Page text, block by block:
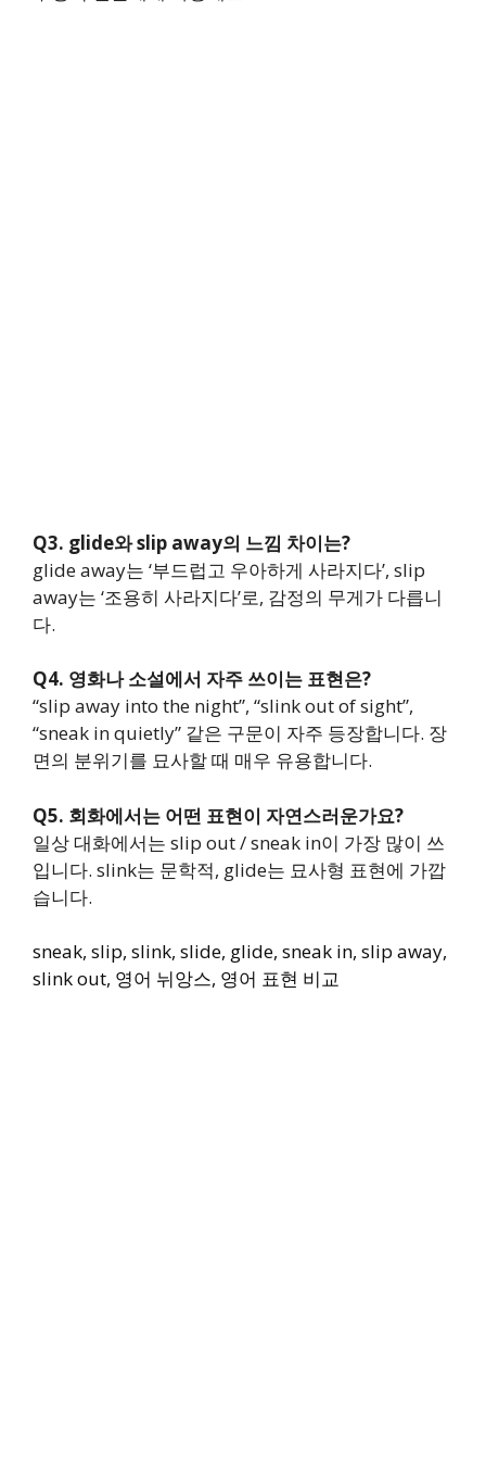
Q3. glide와 slip away의 느낌 차이는?
glide away는 ‘부드럽고 우아하게 사라지다’, slip
away는 ‘조용히 사라지다’로, 감정의 무게가 다릅니
다.
Q4. 영화나 소설에서 자주 쓰이는 표현은?
“slip away into the night”, “slink out of sight”,
“sneak in quietly” 같은 구문이 자주 등장합니다. 장
면의 분위기를 묘사할 때 매우 유용합니다.
Q5. 회화에서는 어떤 표현이 자연스러운가요?
일상 대화에서는 slip out / sneak in이 가장 많이 쓰
입니다. slink는 문학적, glide는 묘사형 표현에 가깝
습니다.
sneak, slip, slink, slide, glide, sneak in, slip away,
slink out, 영어 뉘앙스, 영어 표현 비교